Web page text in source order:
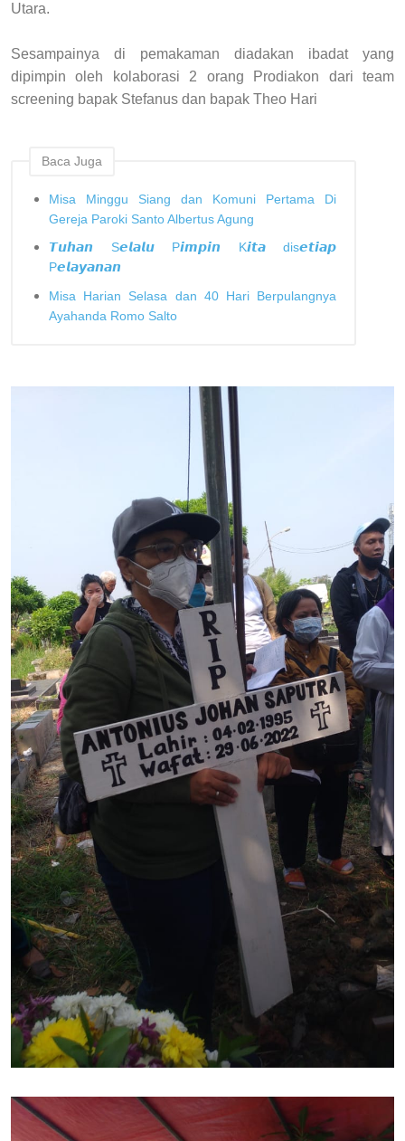
Utara.
Sesampainya di pemakaman diadakan ibadat yang
dipimpin oleh kolaborasi 2 orang Prodiakon dari team
screening bapak Stefanus dan bapak Theo Hari
Baca Juga
Misa Minggu Siang dan Komuni Pertama Di
Gereja Paroki Santo Albertus Agung
𝙏𝙪𝙝𝙖𝙣 S𝙚𝙡𝙖𝙡𝙪 P𝙞𝙢𝙥𝙞𝙣 K𝙞𝙩𝙖 dis𝙚𝙩𝙞𝙖𝙥
P𝙚𝙡𝙖𝙮𝙖𝙣𝙖𝙣
Misa Harian Selasa dan 40 Hari Berpulangnya
Ayahanda Romo Salto